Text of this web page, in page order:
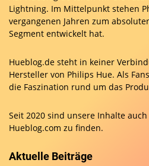
Lightning. Im Mittelpunkt stehen
vergangenen Jahren zum
Segment entwickelt hat.
Hueblog.de steht in keiner
Hersteller von Philips Hue. Als
die Faszination rund um das
Seit 2020 sind unsere Inhalte
Hueblog.com zu finden.
Aktuelle Beiträge